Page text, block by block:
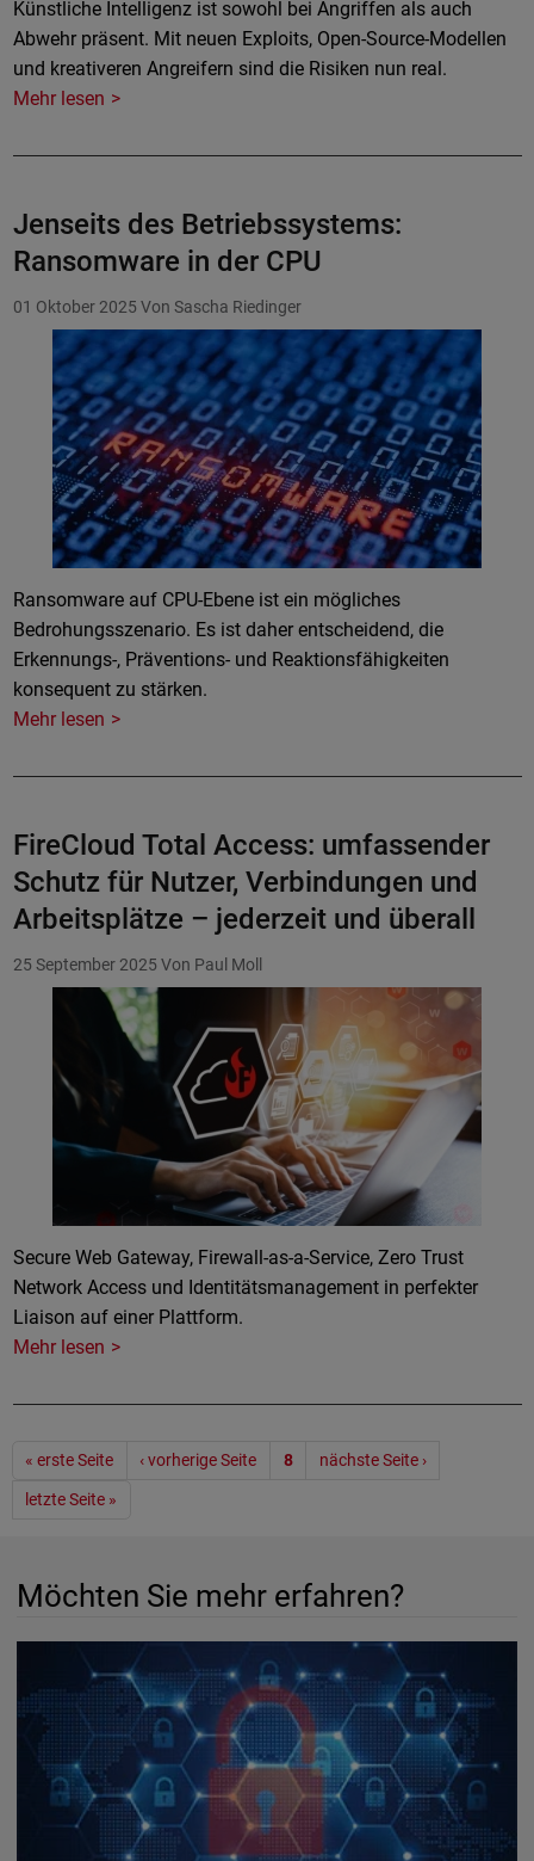
Künstliche Intelligenz ist sowohl bei Angriffen als auch
Abwehr präsent. Mit neuen Exploits, Open-Source-Modellen
und kreativeren Angreifern sind die Risiken nun real.
Mehr lesen
Jenseits des Betriebssystems:
Ransomware in der CPU
01 Oktober 2025 Von Sascha Riedinger
Ransomware auf CPU-Ebene ist ein mögliches
Bedrohungsszenario. Es ist daher entscheidend, die
Erkennungs-, Präventions- und Reaktionsfähigkeiten
konsequent zu stärken.
Mehr lesen
FireCloud Total Access: umfassender
Schutz für Nutzer, Verbindungen und
Arbeitsplätze – jederzeit und überall
25 September 2025 Von Paul Moll
Secure Web Gateway, Firewall-as-a-Service, Zero Trust
Network Access und Identitätsmanagement in perfekter
Liaison auf einer Plattform.
Mehr lesen
Seitennummerierung
« erste Seite ‹ vorherige Seite 8 nächste Seite ›
letzte Seite »
Möchten Sie mehr erfahren?